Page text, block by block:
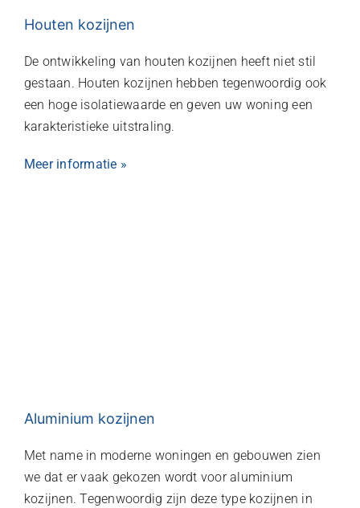
Houten kozijnen
De ontwikkeling van houten kozijnen heeft niet stil
gestaan. Houten kozijnen hebben tegenwoordig ook
een hoge isolatiewaarde en geven uw woning een
karakteristieke uitstraling.
Meer informatie »
Aluminium kozijnen
Met name in moderne woningen en gebouwen zien
we dat er vaak gekozen wordt voor aluminium
kozijnen. Tegenwoordig zijn deze type kozijnen in